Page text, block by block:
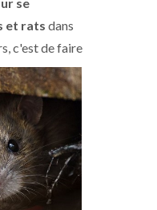
et rats dans
c'est de faire